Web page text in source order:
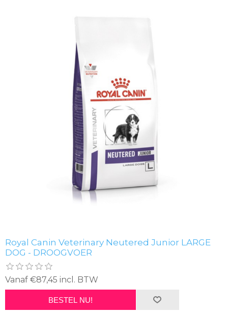
Royal Canin Veterinary Neutered Junior LARGE
DOG - DROOGVOER
Vanaf €87,45 incl. BTW
BESTEL NU!